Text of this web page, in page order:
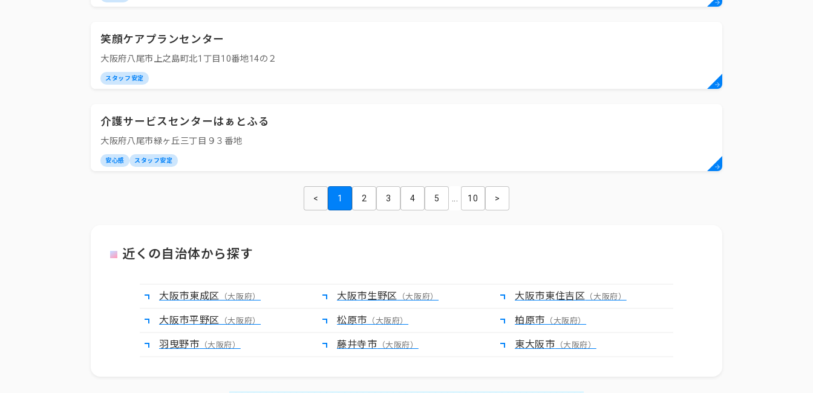
笑顔ケアプランセンター
大阪府八尾市上之島町北1丁目10番地14の２
スタッフ安定
介護サービスセンターはぁとふる
大阪府八尾市緑ヶ丘三丁目９３番地
安心感 スタッフ安定
< 1 2 3 4 5 10 >
近くの自治体から探す
大阪市東成区 （大阪府） 大阪市生野区 （大阪府） 大阪市東住吉区 （大阪府）
大阪市平野区 （大阪府） 松原市 （大阪府） 柏原市 （大阪府）
羽曳野市 （大阪府） 藤井寺市 （大阪府） 東大阪市 （大阪府）